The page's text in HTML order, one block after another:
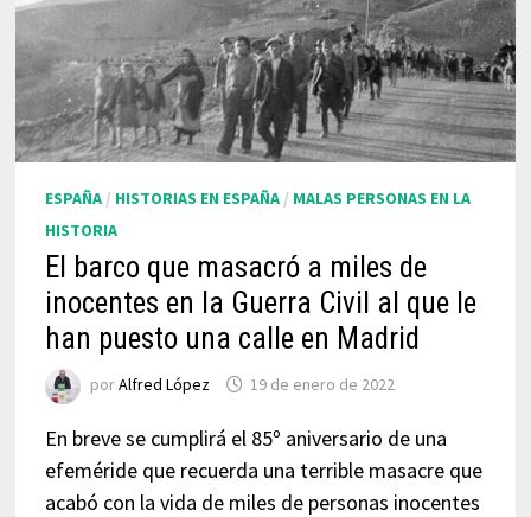
ESPAÑA/ HISTORIAS EN ESPAÑA/ MALAS PERSONAS EN LA
HISTORIA
El barco que masacró a miles de
inocentes en la Guerra Civil al que le
han puesto una calle en Madrid
porAlfred López 19 de enero de 2022
En breve se cumplirá el 85º aniversario de una
efeméride que recuerda una terrible masacre que
acabó con la vida de miles de personas inocentes